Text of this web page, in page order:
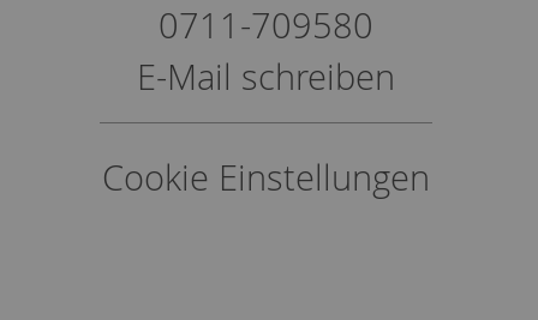
0711-709580
E-Mail schreiben
Cookie Einstellungen